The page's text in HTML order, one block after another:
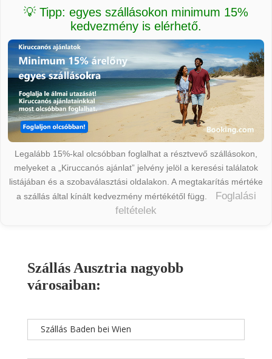
💡 Tipp: egyes szállásokon minimum 15%
kedvezmény is elérhető.
Legalább 15%-kal olcsóbban foglalhat a résztvevő szállásokon,
melyeket a „Kiruccanós ajánlat” jelvény jelöl a keresési találatok
listájában és a szobaválasztási oldalakon. A megtakarítás mértéke
a szállás által kínált kedvezmény mértékétől függ.
Foglalási
feltételek
Szállás Ausztria nagyobb
városaiban:
Szállás Baden bei Wien